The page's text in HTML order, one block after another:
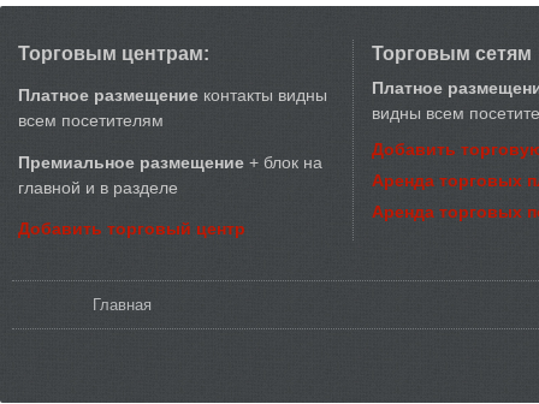
Торговым центрам:
Платное размещение контакты видны
всем посетителям
Премиальное размещение + блок на
главной и в разделе
Добавить торговый центр
Торговым сетям
Платное
видны всем
Добавить
Аренда торговых
Аренда торговых
Главная